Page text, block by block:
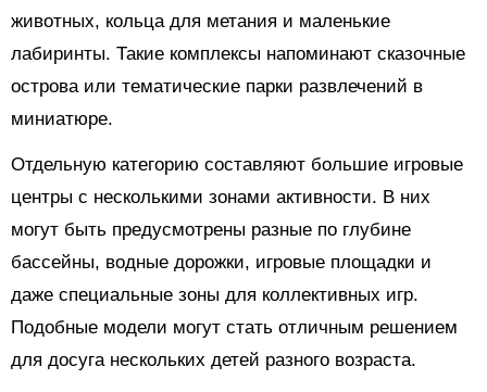
животных, кольца для метания и маленькие
лабиринты. Такие комплексы напоминают сказочные
острова или тематические парки развлечений в
миниатюре.
Отдельную категорию составляют большие игровые
центры с несколькими зонами активности. В них
могут быть предусмотрены разные по глубине
бассейны, водные дорожки, игровые площадки и
даже специальные зоны для коллективных игр.
Подобные модели могут стать отличным решением
для досуга нескольких детей разного возраста.